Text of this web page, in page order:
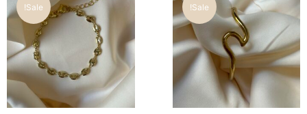
Sale!
Sale!